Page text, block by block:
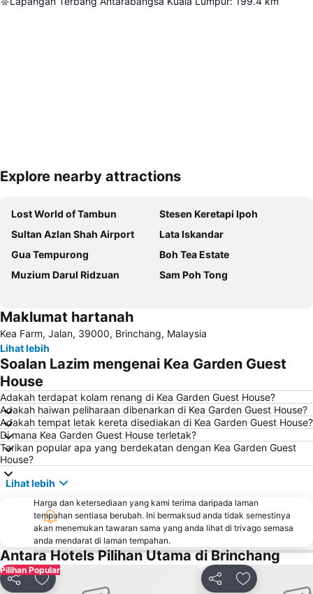
Kembangkan peta
Explore nearby attractions
Lost World of Tambun
Stesen Keretapi Ipoh
Sultan Azlan Shah Airport
Lata Iskandar
Gua Tempurong
Boh Tea Estate
Muzium Darul Ridzuan
Sam Poh Tong
Maklumat hartanah
Kea Farm, Jalan, 39000, Brinchang, Malaysia
Lihat lebih
Soalan Lazim mengenai Kea Garden Guest
House
Adakah terdapat kolam renang di Kea Garden Guest House?
Adakah haiwan peliharaan dibenarkan di Kea Garden Guest House?
Adakah tempat letak kereta disediakan di Kea Garden Guest House?
Di mana Kea Garden Guest House terletak?
Tarikan popular apa yang berdekatan dengan Kea Garden Guest
House?
Lihat lebih
Harga dan ketersediaan yang kami terima daripada laman
tempahan sentiasa berubah. Ini bermaksud anda tidak semestinya
akan menemukan tawaran sama yang anda lihat di trivago semasa
anda mendarat di laman tempahan.
Antara Hotels Pilihan Utama di Brinchang
Pilihan Popular
Kongsi Tambah ke favorit Kongsi Tambah ke